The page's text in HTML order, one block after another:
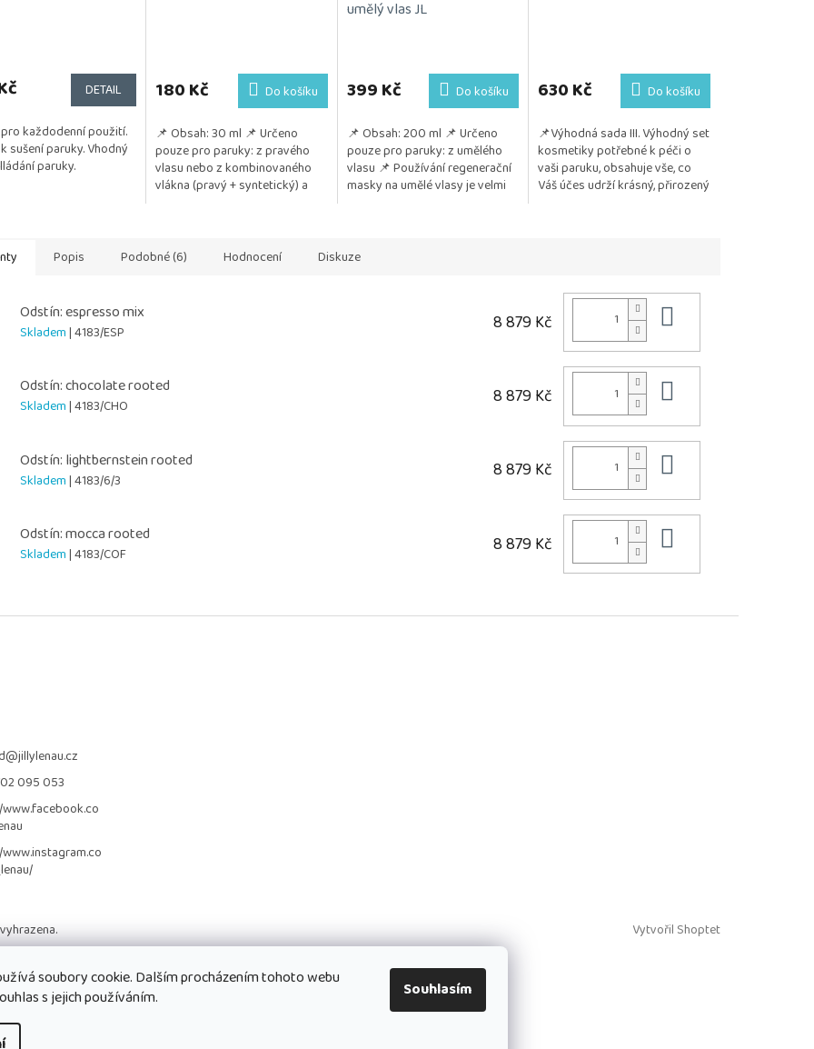
soubory cookie. Dalším procházením tohoto webu
s jejich používáním.
Souhlasím
DETAIL
každodenní použití.
sušení paruky. Vhodný
paruky.
180 Kč Do košíku
📌 Obsah: 30 ml 📌 Určeno
pouze pro paruky: z pravého
vlasu nebo z kombinovaného
vlákna (pravý + syntetický) a
umělý vlas JL
399 Kč Do košíku
📌 Obsah: 200 ml 📌 Určeno
pouze pro paruky: z umělého
vlasu 📌 Používání regenerační
masky na umělé vlasy je velmi
produktu
je
z
5
hvězdiček.
630 Kč Do košíku
📌Výhodná sada III. Výhodný set
kosmetiky potřebné k péči o
vaši paruku, obsahuje vše, co
Váš účes udrží krásný, přirozený
Popis Podobné (6) Hodnocení Diskuze
Odstín: espresso mix
Skladem| 4183/ESP 8 879 Kč
Odstín: chocolate rooted
Skladem| 4183/CHO 8 879 Kč
Odstín: lightbernstein rooted
Skladem| 4183/6/3 8 879 Kč
Odstín: mocca rooted
Skladem| 4183/COF 8 879 Kč
@jillylenau.cz
095 053
Vytvořil Shoptet